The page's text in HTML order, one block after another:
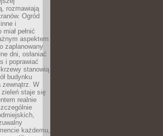
rozmawiają
Ogród
i
pełnić
aspektem
zaplanowany
dni, osłaniać
i poprawiać
stanowią
budynku
zewnątrz. W
zieleń staje się
realnie
każdemu,